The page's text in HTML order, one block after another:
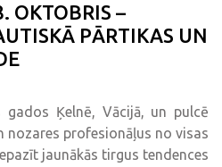
OKTOBRIS –
PĀRTIKAS UN
Ķelnē, Vācijā, un pulcē
nozares profesionāļus no visas
jaunākās tirgus tendences